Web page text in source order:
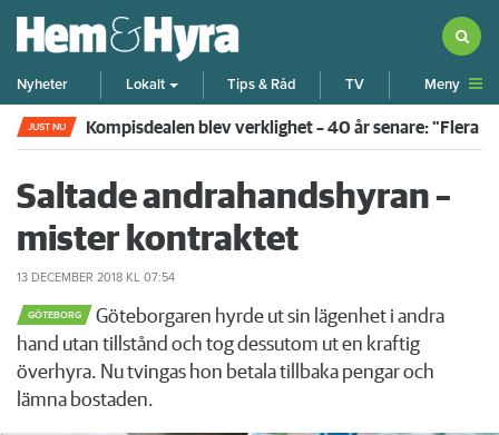
Nyheter Lokalt Tips & Råd TV Meny
JUST NU Kompisdealen blev verklighet – 40 år senare: "Flera
Saltade andrahandshyran –
mister kontraktet
13 DECEMBER 2018 KL 07:54
GÖTEBORG
Göteborgaren hyrde ut sin lägenhet i andra
hand utan tillstånd och tog dessutom ut en kraftig
överhyra. Nu tvingas hon betala tillbaka pengar och
lämna bostaden.